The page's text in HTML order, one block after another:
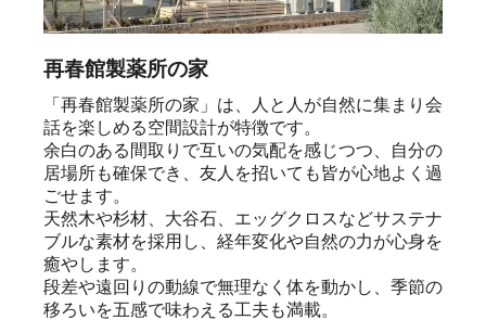
再春館製薬所の家
「再春館製薬所の家」は、人と人が自然に集まり会
話を楽しめる空間設計が特徴です。
余白のある間取りで互いの気配を感じつつ、自分の
居場所も確保でき、友人を招いても皆が心地よく過
ごせます。
天然木や杉材、大谷石、エッグクロスなどサステナ
ブルな素材を採用し、経年変化や自然の力が心身を
癒やします。
段差や遠回りの動線で無理なく体を動かし、季節の
移ろいを五感で味わえる工夫も満載。